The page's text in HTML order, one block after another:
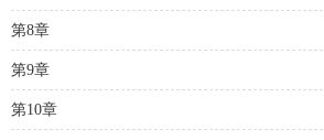
第8章
第9章
第10章